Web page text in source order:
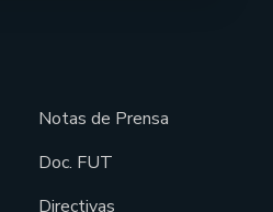
Notas de Prensa
Doc. FUT
Directivas